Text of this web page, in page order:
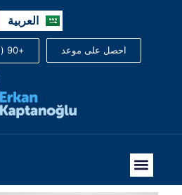
العربية
Русский
احصل على موعد +90 (501) 444 31 34